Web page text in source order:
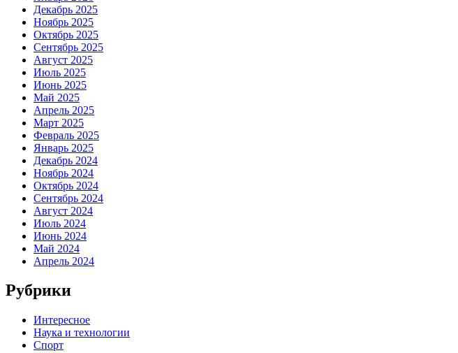
Декабрь 2025
Ноябрь 2025
Октябрь 2025
Сентябрь 2025
Август 2025
Июль 2025
Июнь 2025
Май 2025
Апрель 2025
Март 2025
Февраль 2025
Январь 2025
Декабрь 2024
Ноябрь 2024
Октябрь 2024
Сентябрь 2024
Август 2024
Июль 2024
Июнь 2024
Май 2024
Апрель 2024
Рубрики
Интересное
Наука и технологии
Спорт